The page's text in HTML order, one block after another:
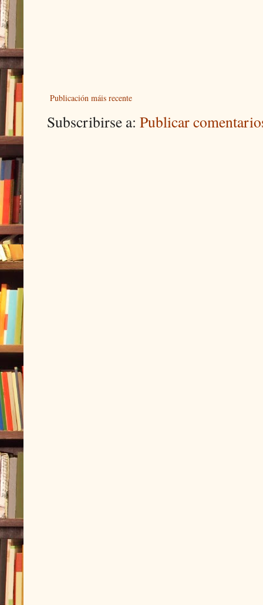
Publicación máis recente
Subscribirse a: Publicar